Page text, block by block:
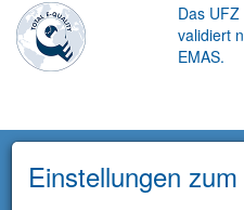
Das UFZ
validiert
EMAS.
Einstellungen